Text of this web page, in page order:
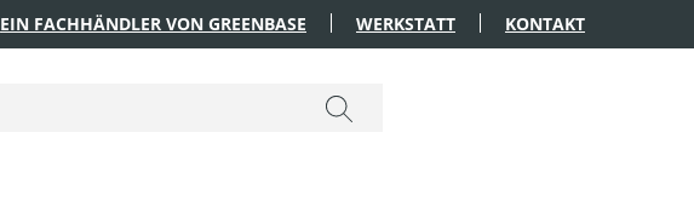
EIN FACHHÄNDLER VON GREENBASE WERKSTATT KONTAKT